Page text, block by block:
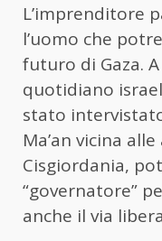
L’imprenditore
l’uomo che
futuro di Gaza.
quotidiano
stato
Ma’an vicina
Cisgiordania,
“governatore”
anche il via